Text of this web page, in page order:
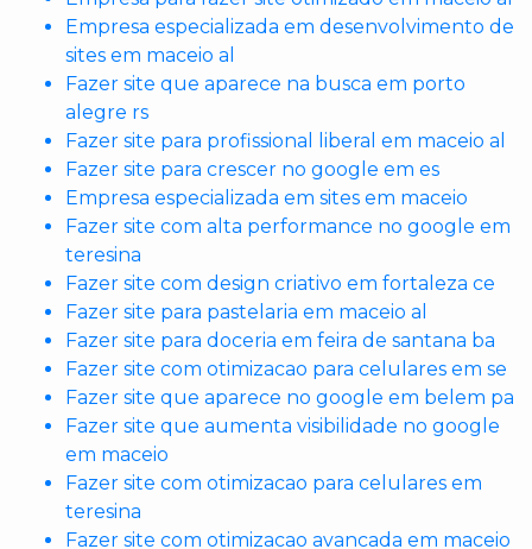
Empresa especializada em desenvolvimento de
sites em maceio al
Fazer site que aparece na busca em porto
alegre rs
Fazer site para profissional liberal em maceio al
Fazer site para crescer no google em es
Empresa especializada em sites em maceio
Fazer site com alta performance no google em
teresina
Fazer site com design criativo em fortaleza ce
Fazer site para pastelaria em maceio al
Fazer site para doceria em feira de santana ba
Fazer site com otimizacao para celulares em se
Fazer site que aparece no google em belem pa
Fazer site que aumenta visibilidade no google
em maceio
Fazer site com otimizacao para celulares em
teresina
Fazer site com otimizacao avancada em maceio